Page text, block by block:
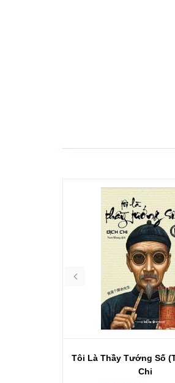
Bộ Sách Những Biểu
Trưng Trong...